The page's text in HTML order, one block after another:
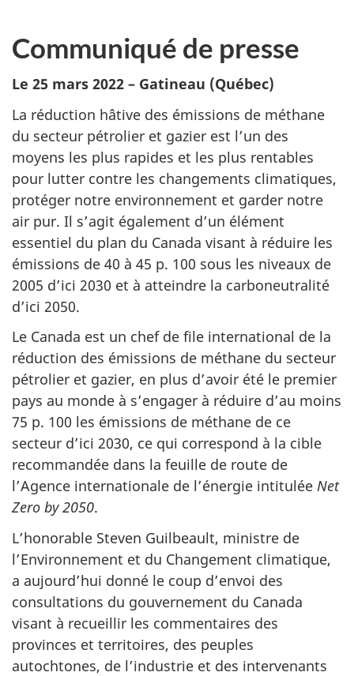
Communiqué de presse
Le 25 mars 2022 – Gatineau (Québec)
La réduction hâtive des émissions de méthane
du secteur pétrolier et gazier est l’un des
moyens les plus rapides et les plus rentables
pour lutter contre les changements climatiques,
protéger notre environnement et garder notre
air pur. Il s’agit également d’un élément
essentiel du plan du Canada visant à réduire les
émissions de 40 à 45 p. 100 sous les niveaux de
2005 d’ici 2030 et à atteindre la carboneutralité
d’ici 2050.
Le Canada est un chef de file international de la
réduction des émissions de méthane du secteur
pétrolier et gazier, en plus d’avoir été le premier
pays au monde à s’engager à réduire d’au moins
75 p. 100 les émissions de méthane de ce
secteur d’ici 2030, ce qui correspond à la cible
recommandée dans la feuille de route de
l’Agence internationale de l’énergie intitulée Net
Zero by 2050.
L’honorable Steven Guilbeault, ministre de
l’Environnement et du Changement climatique,
a aujourd’hui donné le coup d’envoi des
consultations du gouvernement du Canada
visant à recueillir les commentaires des
provinces et territoires, des peuples
autochtones, de l’industrie et des intervenants